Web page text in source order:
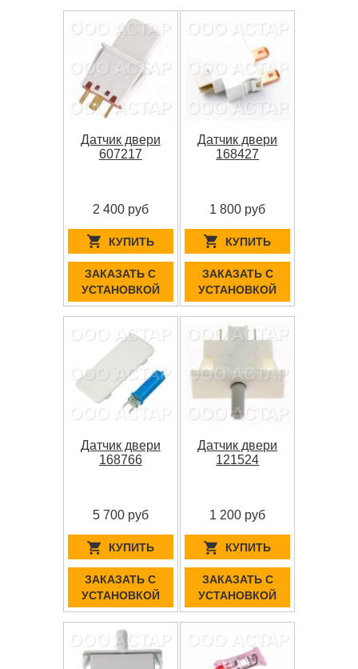
Датчик двери
607217
2 400 руб
КУПИТЬ
ЗАКАЗАТЬ С
УСТАНОВКОЙ
Датчик двери
168427
1 800 руб
КУПИТЬ
ЗАКАЗАТЬ С
УСТАНОВКОЙ
Датчик двери
168766
5 700 руб
КУПИТЬ
ЗАКАЗАТЬ С
УСТАНОВКОЙ
Датчик двери
121524
1 200 руб
КУПИТЬ
ЗАКАЗАТЬ С
УСТАНОВКОЙ